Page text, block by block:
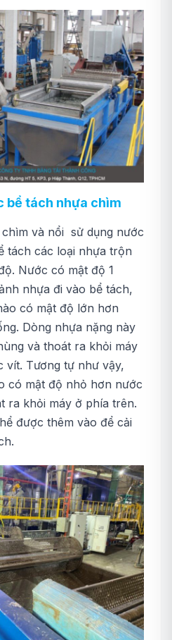
bể tách nhựa chìm
và nổi sử dụng nước
tách các loại nhựa trộn
Nước có mật độ 1
nhựa đi vào bể tách,
có mật độ lớn hơn
Dòng nhựa nặng này
và thoát ra khỏi máy
vít. Tương tự như vậy,
có mật độ nhỏ hơn nước
ra khỏi máy ở phía trên.
được thêm vào để cải